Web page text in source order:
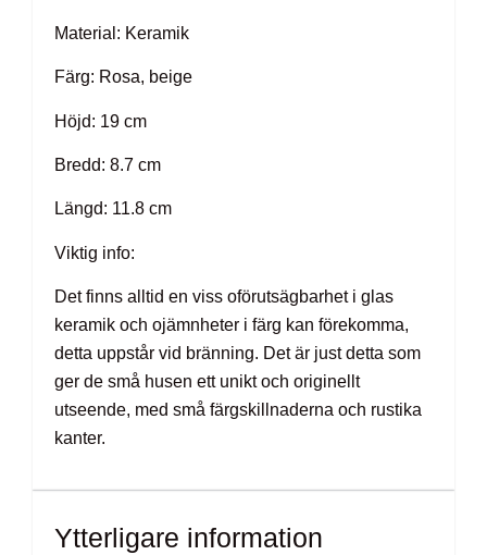
Material: Keramik
Färg: Rosa, beige
Höjd: 19 cm
Bredd: 8.7 cm
Längd: 11.8 cm
Viktig info:
Det finns alltid en viss oförutsägbarhet i glas
keramik och ojämnheter i färg kan förekomma,
detta uppstår vid bränning. Det är just detta som
ger de små husen ett unikt och originellt
utseende, med små färgskillnaderna och rustika
kanter.
Ytterligare information